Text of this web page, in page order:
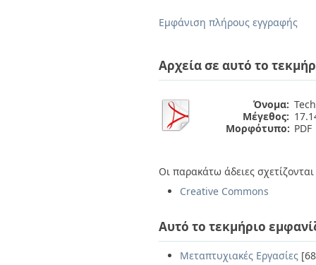
Εμφάνιση πλήρους εγγραφής
Αρχεία σε αυτό το
Όνομα:
Μέγεθος:
Μορφότυπο: PDF
Οι παρακάτω άδειες
Creative Commons
Αυτό το τεκμήριο
Μεταπτυχιακές Εργασίες